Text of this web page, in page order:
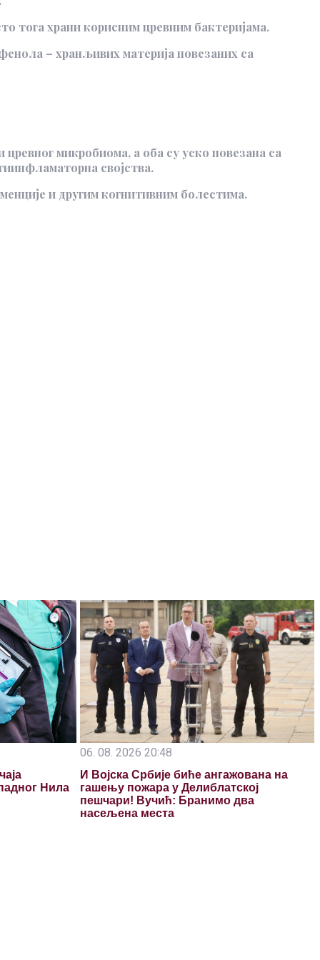
тога храни корисним цревним бактеријама.
– хранљивих материја повезаних са
микробиома, а оба су уско повезана са
својства.
и другим когнитивним болестима.
Нила
06. 08. 2026 20:48
И Војска Србије биће ангажована на
гашењу пожара у Делиблатској
пешчари! Вучић: Бранимо два
насељена места